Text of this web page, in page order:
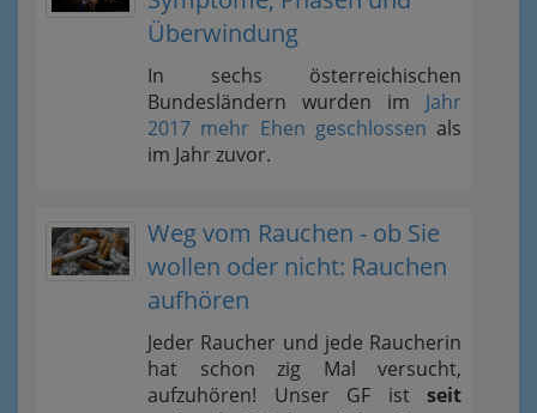
Überwindung
In sechs österreichischen
Bundesländern wurden im Jahr
2017 mehr Ehen geschlossen als
im Jahr zuvor.
Weg vom Rauchen - ob Sie
wollen oder nicht: Rauchen
aufhören
Jeder Raucher und jede Raucherin
hat schon zig Mal versucht,
aufzuhören! Unser GF ist seit